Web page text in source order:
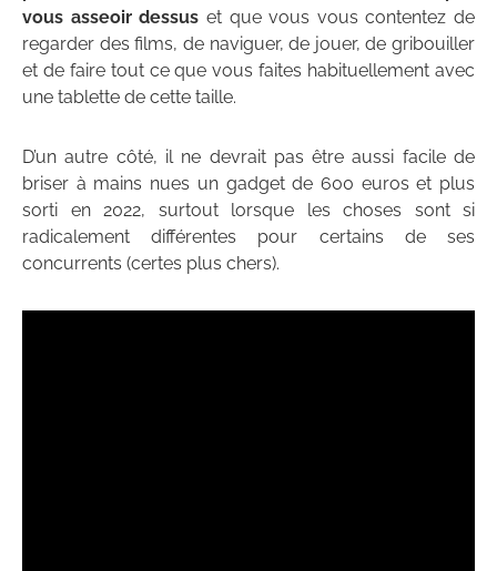
vous asseoir dessus et que vous vous contentez de
regarder des films, de naviguer, de jouer, de gribouiller
et de faire tout ce que vous faites habituellement avec
une tablette de cette taille.
D’un autre côté, il ne devrait pas être aussi facile de
briser à mains nues un gadget de 600 euros et plus
sorti en 2022, surtout lorsque les choses sont si
radicalement différentes pour certains de ses
concurrents (certes plus chers).